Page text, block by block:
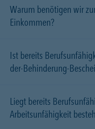
Warum benötigen wir
Einkommen?
Ist bereits
der-Behinderung-
Liegt bereits Berufsunfähigkeit vor, wenn
Arbeitsunfähigkeit